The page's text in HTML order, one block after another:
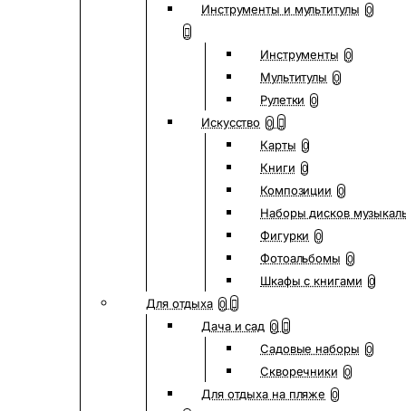
Инструменты и мультитулы 0
Инструменты 0
Мультитулы 0
Рулетки 0
Искусство 0
Карты 0
Книги 0
Композиции 0
Наборы дисков
Фигурки 0
Фотоальбомы 0
Шкафы с книгами 0
Для отдыха 0
Дача и сад 0
Садовые наборы 0
Скворечники 0
Для отдыха на пляже 0